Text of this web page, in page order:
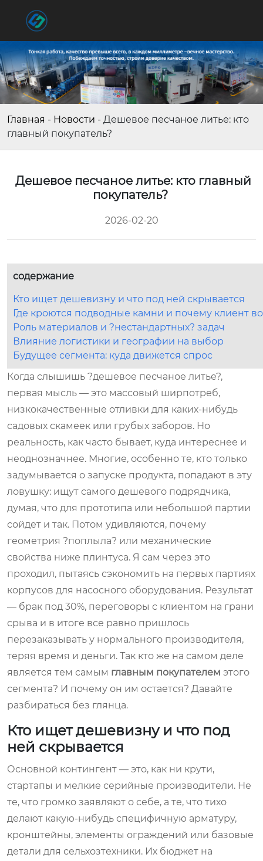
Главная - Новости - Дешевое песчаное литье: кто
главный покупатель?
Дешевое песчаное литье: кто главный
покупатель?
2026-02-20
содержание
Кто ищет дешевизну и что под ней скрывается
Где кроются подводные камни и почему клиент
Роль материалов и ?нестандартных? задач
Влияние логистики и географии на выбор
Будущее сегмента: куда движется спрос
Когда слышишь ?дешевое песчаное литье?,
первая мысль — это массовый ширпотреб,
низкокачественные отливки для каких-нибудь
садовых скамеек или грубых заборов. Но
реальность, как часто бывает, куда интереснее и
неоднозначнее. Многие, особенно те, кто только
задумывается о запуске продукта, попадают в эту
ловушку: ищут самого дешевого подрядчика,
думая, что для прототипа или небольшой партии
сойдет и так. Потом удивляются, почему
геометрия ?поплыла? или механические
свойства ниже плинтуса. Я сам через это
проходил, пытаясь сэкономить на первых партиях
корпусов для насосного оборудования. Результат
— брак под 30%, переговоры с клиентом на грани
срыва и в итоге все равно пришлось
перезаказывать у нормального производителя,
теряя время и деньги. Так кто же на самом деле
является тем самым главным покупателем этого
сегмента? И почему он им остается? Давайте
разбираться без глянца.
Кто ищет дешевизну и что под
ней скрывается
Основной контингент — это, как ни крути,
стартапы и мелкие серийные производители. Не
те, что громко заявляют о себе, а те, что тихо
делают какую-нибудь специфичную арматуру,
кронштейны, элементы ограждений или базовые
детали для сельхозтехники. Их бюджет на